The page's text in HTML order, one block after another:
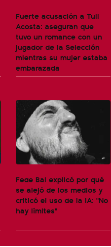
Fuerte acusación a Tuli
Acosta: aseguran que
tuvo un romance con un
jugador de la Selección
mientras su mujer estaba
embarazada
Fede Bal explicó por qué
se alejó de los medios y
criticó el uso de la IA: "No
hay límites"